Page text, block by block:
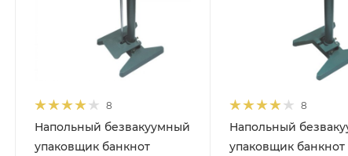
8
Напольный безвакуумный
упаковщик банкнот
8
Напольный
упаковщик банкнот